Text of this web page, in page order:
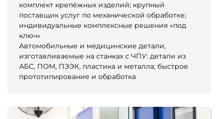
комплект крепёжных изделий; крупный
поставщик услуг по механической обработке;
индивидуальные комплексные решения «под
ключ»
Автомобильные и медицинские детали,
изготавливаемые на станках с ЧПУ: детали из
АБС, ПОМ, ПЭЭК, пластика и металла; быстрое
прототипирование и обработка